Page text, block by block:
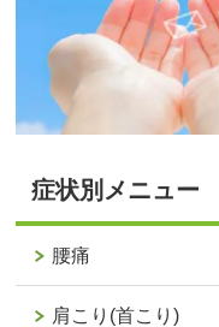
症状別メニュー
腰痛
肩こり(首こり)